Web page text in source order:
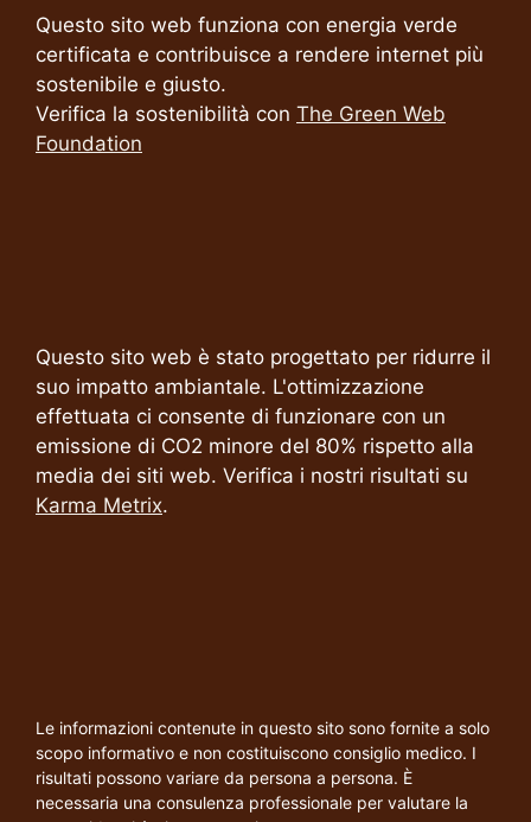
Questo sito web funziona con energia verde
certificata e contribuisce a rendere internet più
sostenibile e giusto.
Verifica la sostenibilità con The Green Web
Foundation
Questo sito web è stato progettato per ridurre il
suo impatto ambiantale. L'ottimizzazione
effettuata ci consente di funzionare con un
emissione di CO2 minore del 80% rispetto alla
media dei siti web. Verifica i nostri risultati su
Karma Metrix.
Le informazioni contenute in questo sito sono fornite a solo
scopo informativo e non costituiscono consiglio medico. I
risultati possono variare da persona a persona. È
necessaria una consulenza professionale per valutare la